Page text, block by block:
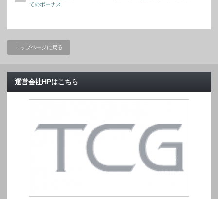
てのボーナス
トップページに戻る
運営会社HPはこちら